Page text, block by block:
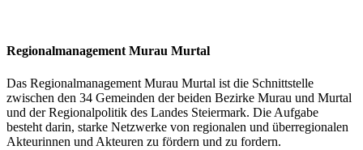
Regionalmanagement Murau Murtal
Das Regionalmanagement Murau Murtal ist die Schnittstelle
zwischen den 34 Gemeinden der beiden Bezirke Murau und Murtal
und der Regionalpolitik des Landes Steiermark. Die Aufgabe
besteht darin, starke Netzwerke von regionalen und überregionalen
Akteurinnen und Akteuren zu fördern und zu fordern.